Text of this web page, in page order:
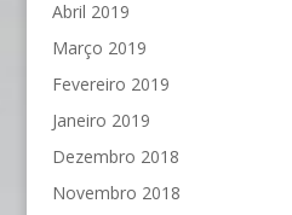
Abril 2019
Março 2019
Fevereiro 2019
Janeiro 2019
Dezembro 2018
Novembro 2018